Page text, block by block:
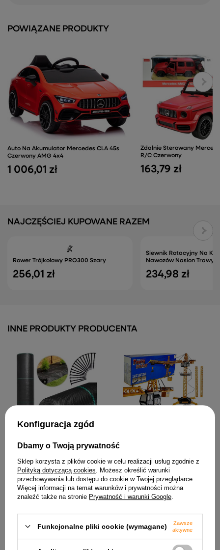
POWIĄZANE PRODUKTY
Auto Na Akumulator Mercedes CLA 45s
Czerwony AMG 4x4
1 006,01 zł
Zdalnie Sterowany
R/C Czerwony
163,79 zł
NAJCZĘŚCIEJ KUPOWANE RAZEM
Rower Trójkołowy PRO300 Szary
256,01 zł
Siewnik Rotacyjny Na
Nawozów Nasion Trawy
234,98 zł
INNE PRODUKTY PRODUCENTA
Agrotkanina Czarna 160cm
x 50m UV 90g
Antychwastowa
Agrowłóknina + Kotwy
87,72 zł
Konfiguracja zgód
Dbamy o Twoją prywatność
Sklep korzysta z plików cookie w celu realizacji usług zgodnie z
Polityką dotyczącą cookies . Możesz określić warunki
przechowywania lub dostępu do cookie w Twojej przeglądarce.
Więcej informacji na temat warunków i prywatności można
znaleźć także na stronie Prywatność i warunki Google
Funkcjonalne pliki cookie (wymagane)
Zawsze
aktywne